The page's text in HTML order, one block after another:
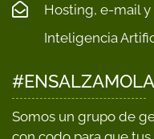
Hosting, e-mail
Inteligencia
#ENSALZAMOLA
Somos un grupo de